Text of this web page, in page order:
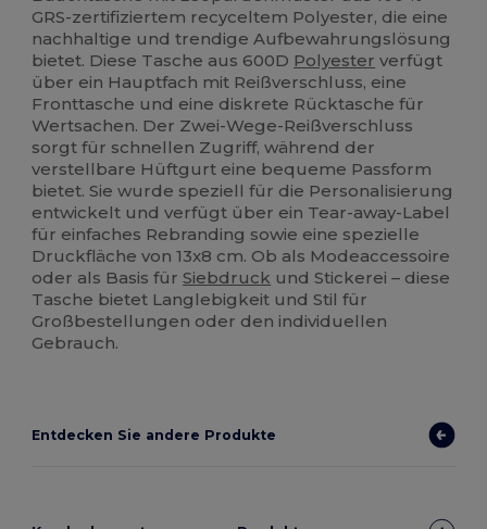
GRS-zertifiziertem recyceltem Polyester, die eine
nachhaltige und trendige Aufbewahrungslösung
bietet. Diese Tasche aus 600D Polyester verfügt
über ein Hauptfach mit Reißverschluss, eine
Fronttasche und eine diskrete Rücktasche für
Wertsachen. Der Zwei-Wege-Reißverschluss
sorgt für schnellen Zugriff, während der
verstellbare Hüftgurt eine bequeme Passform
bietet. Sie wurde speziell für die Personalisierung
entwickelt und verfügt über ein Tear-away-Label
für einfaches Rebranding sowie eine spezielle
Druckfläche von 13x8 cm. Ob als Modeaccessoire
oder als Basis fürSiebdruck und Stickerei – diese
Tasche bietet Langlebigkeit und Stil für
Großbestellungen oder den individuellen
Gebrauch.
Entdecken Sie andere Produkte